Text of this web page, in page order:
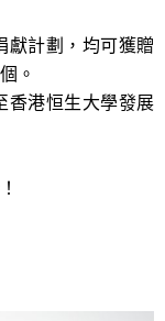
獻計劃，均可獲贈
。
香港恒生大學發展
！